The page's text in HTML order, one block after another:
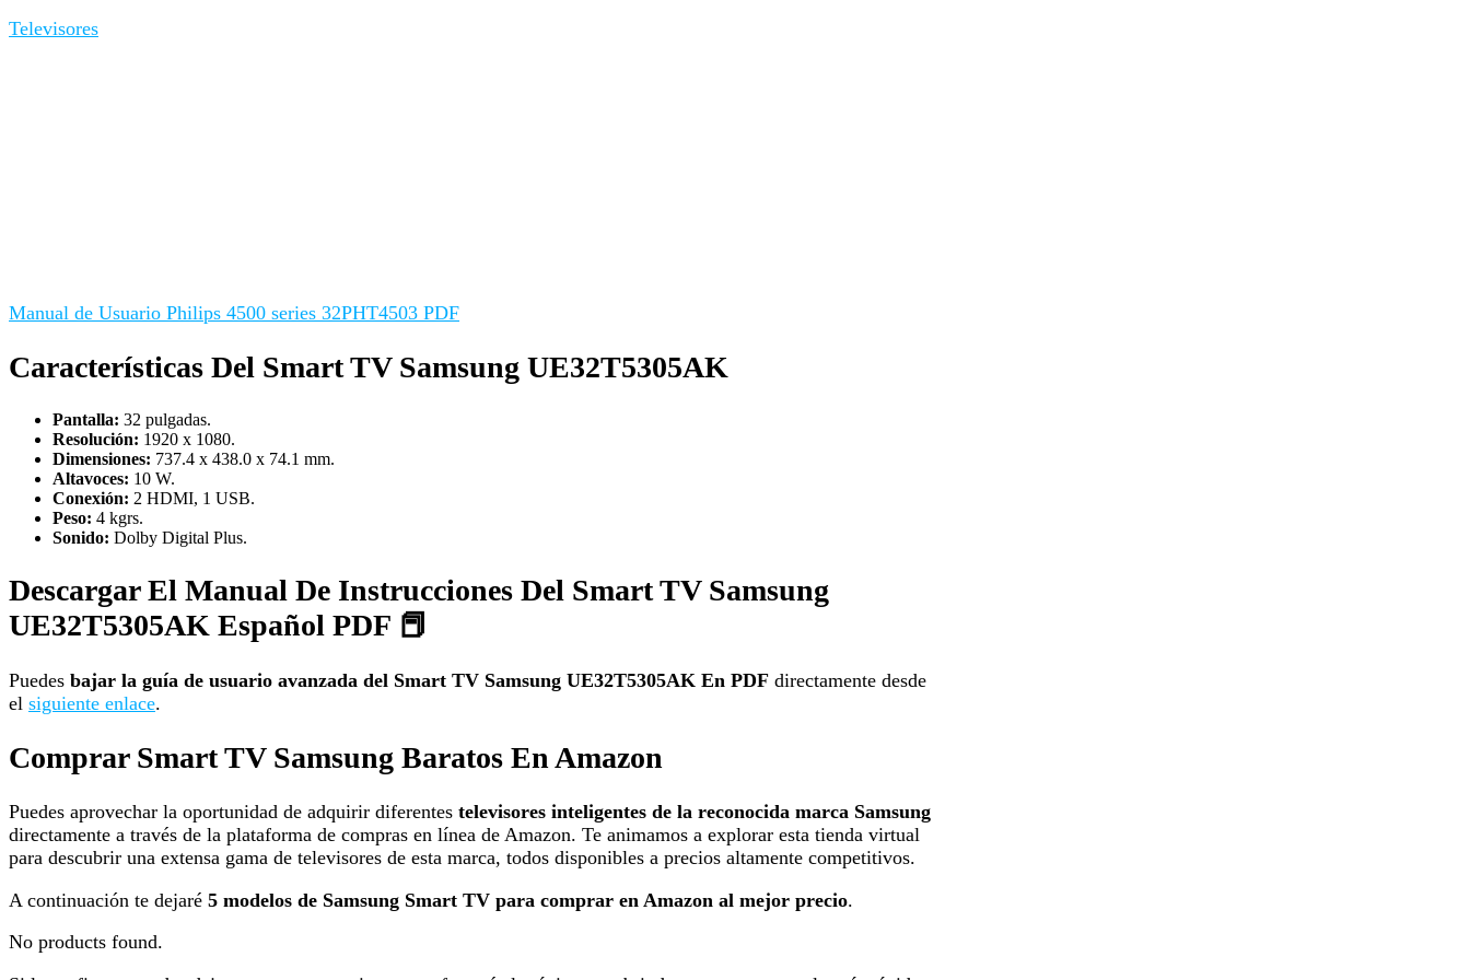
Televisores
Manual de Usuario Philips 4500 series 32PHT4503 PDF
Características Del Smart TV Samsung UE32T5305AK
Pantalla: 32 pulgadas.
Resolución: 1920 x 1080.
Dimensiones: 737.4 x 438.0 x 74.1 mm.
Altavoces: 10 W.
Conexión: 2 HDMI, 1 USB.
Peso: 4 kgrs.
Sonido: Dolby Digital Plus.
Descargar El Manual De Instrucciones Del Smart TV Samsung
UE32T5305AK Español PDF 📕
Puedes bajar la guía de usuario avanzada del Smart TV Samsung UE32T5305AK En PDF directamente desde
el siguiente enlace.
Comprar Smart TV Samsung Baratos En Amazon
Puedes aprovechar la oportunidad de adquirir diferentes televisores inteligentes de la reconocida marca Samsung
directamente a través de la plataforma de compras en línea de Amazon. Te animamos a explorar esta tienda virtual
para descubrir una extensa gama de televisores de esta marca, todos disponibles a precios altamente competitivos.
A continuación te dejaré 5 modelos de Samsung Smart TV para comprar en Amazon al mejor precio.
No products found.